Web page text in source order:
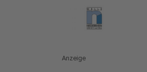
Anzeige